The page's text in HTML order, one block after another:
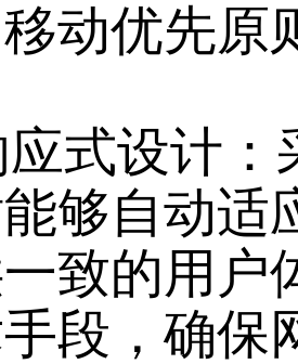
动优先原
式设计：
够自动适
致的用户
段，确保